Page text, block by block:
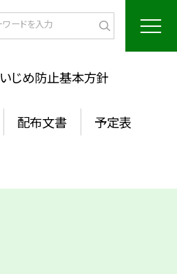
いじめ防止基本方針
配布文書 予定表